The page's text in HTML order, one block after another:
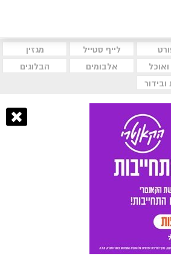
לייף סטייל
מגזין
אלבומים
הבלוגים